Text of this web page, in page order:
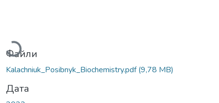
Вантажиться...
Файли
Kalachniuk_Posibnyk_Biochemistry.pdf(9,78 MB)
Дата